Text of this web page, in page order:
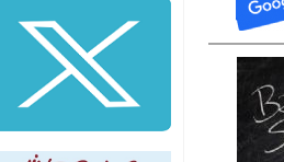
שלמה פילבר (עד
לאחרונה מנכ"ל משרד
התקשורת) - עד
אותי! -כאן